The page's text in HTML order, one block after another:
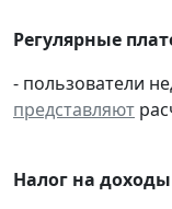
Регулярные
- пользователи
представляют
Налог на